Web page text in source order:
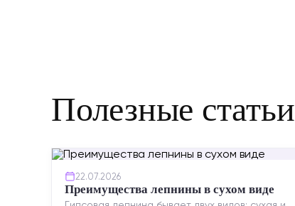
Полезные статьи
22.07.2026
Преимущества лепнины в сухом виде